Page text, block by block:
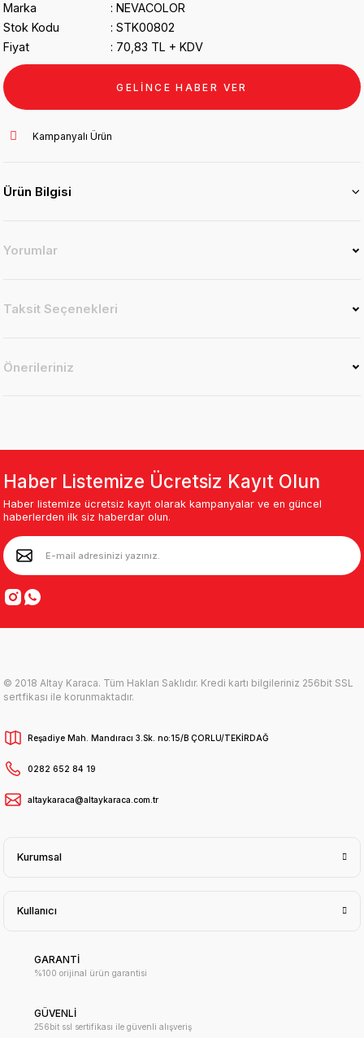
Marka
NEVACOLOR
Stok Kodu
STK00802
Fiyat
70,83 TL + KDV
GELİNCE HABER VER
Kampanyalı Ürün
Ürün Bilgisi
Yorumlar
Taksit Seçenekleri
Önerileriniz
Haber Listemize Ücretsiz Kayıt Olun
Haber listemize ücretsiz kayıt olarak kampanyalar ve en güncel
haberlerden ilk siz haberdar olun.
© 2018 Altay Karaca. Tüm Hakları Saklıdır. Kredi kartı bilgileriniz 256bit SSL
sertfikası ile korunmaktadır.
Reşadiye Mah. Mandıracı 3.Sk. no:15/B ÇORLU/TEKİRDAĞ
0282 652 84 19
altaykaraca@altaykaraca.com.tr
Kurumsal
Kullanıcı
GARANTİ
%100 orijinal ürün garantisi
GÜVENLİ
256bit ssl sertifikası ile güvenli alışveriş